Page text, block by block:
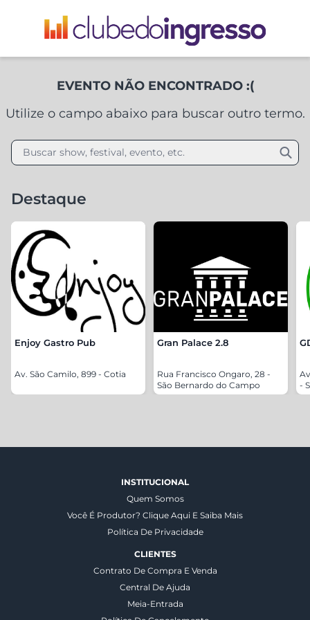
EVENTO NÃO ENCONTRADO :(
Utilize o campo abaixo para buscar outro termo.
Buscar show, festival, evento, etc.
Destaque
Enjoy Gastro Pub
Av. São Camilo, 899 - Cotia
Gran Palace 2.8
Rua Francisco Ongaro, 28 -
São Bernardo do Campo
-
INSTITUCIONAL
Quem Somos
Você É Produtor? Clique Aqui E Saiba Mais
Política De Privacidade
CLIENTES
Contrato De Compra E Venda
Central De Ajuda
Meia-Entrada